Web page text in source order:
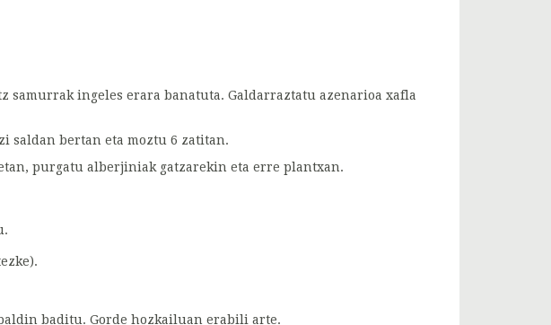
samurrak ingeles erara banatuta. Galdarraztatu azenarioa xafla
saldan bertan eta moztu 6 zatitan.
purgatu alberjiniak gatzarekin eta erre plantxan.
baditu. Gorde hozkailuan erabili arte.